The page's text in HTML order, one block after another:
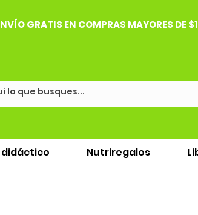
GRATIS EN COMPRAS MAYORES DE
Nutriregalos